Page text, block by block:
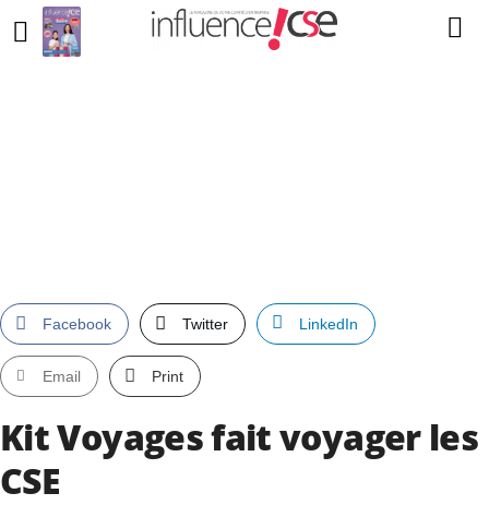
Facebook Twitter LinkedIn
Email Print
Kit Voyages fait voyager les
CSE